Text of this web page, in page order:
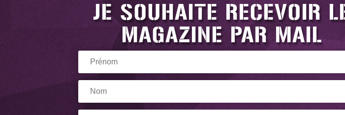
JE SOUHAITE RECEVOIR
MAGAZINE PAR MAIL